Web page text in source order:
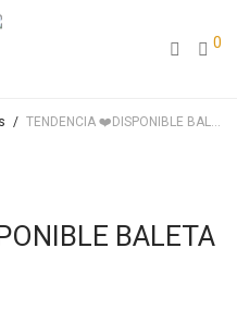
0
/ TENDENCIA ❤️DISPONIBLE BALETA 💞*.
BALETA